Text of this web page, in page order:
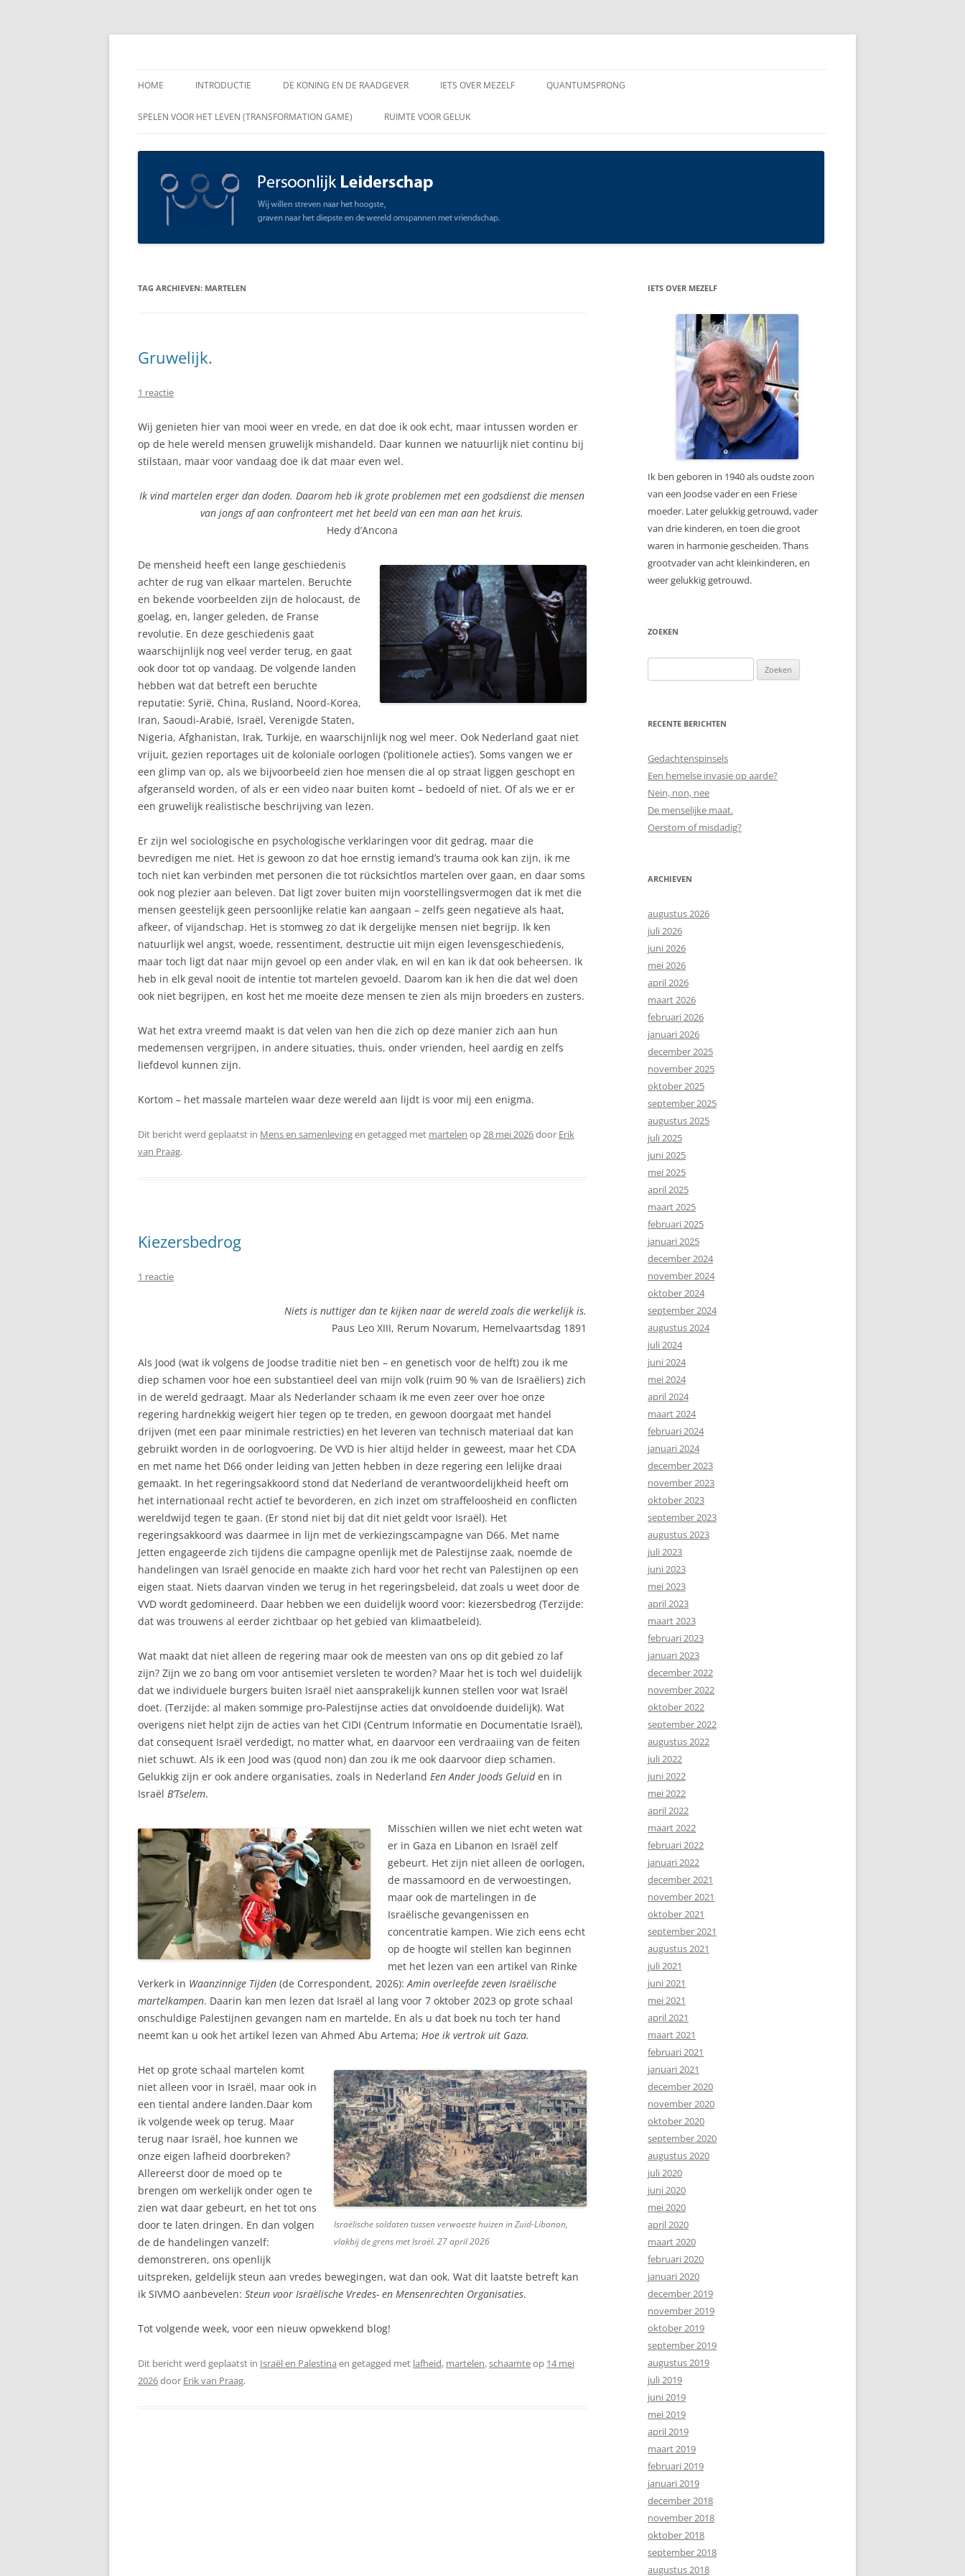
Spring
HOME INTRODUCTIE DE KONING EN DE RAADGEVER
ENKELE VRAGEN AAN DE
LEIDERSCHAP
OPEN COMMUNICATIE
IETS OVER MEZELF QUANTUMSPRONG
SPELEN VOOR HET LEVEN (TRANSFORMATION GAME) RUIMTE VOOR GELUK
TAG ARCHIEVEN: MARTELEN
Gruwelijk.
1 reactie
Wij genieten hier van mooi weer en vrede, en dat doe ik ook echt, maar intussen worden er
op de hele wereld mensen gruwelijk mishandeld. Daar kunnen we natuurlijk niet continu bij
stilstaan, maar voor vandaag doe ik dat maar even wel.
Ik vind martelen erger dan doden. Daarom heb ik grote problemen met een godsdienst die mensen
van jongs af aan confronteert met het beeld van een man aan het kruis.
Hedy d’Ancona
De mensheid heeft een lange geschiedenis
achter de rug van elkaar martelen. Beruchte
en bekende voorbeelden zijn de holocaust, de
goelag, en, langer geleden, de Franse
revolutie. En deze geschiedenis gaat
waarschijnlijk nog veel verder terug, en gaat
ook door tot op vandaag. De volgende landen
hebben wat dat betreft een beruchte
reputatie: Syrië, China, Rusland, Noord-Korea,
Iran, Saoudi-Arabië, Israël, Verenigde Staten,
Nigeria, Afghanistan, Irak, Turkije, en waarschijnlijk nog wel meer. Ook Nederland gaat niet
vrijuit, gezien reportages uit de koloniale oorlogen (‘politionele acties’). Soms vangen we er
een glimp van op, als we bijvoorbeeld zien hoe mensen die al op straat liggen geschopt en
afgeranseld worden, of als er een video naar buiten komt – bedoeld of niet. Of als we er er
een gruwelijk realistische beschrijving van lezen.
Er zijn wel sociologische en psychologische verklaringen voor dit gedrag, maar die
bevredigen me niet. Het is gewoon zo dat hoe ernstig iemand’s trauma ook kan zijn, ik me
toch niet kan verbinden met personen die tot rücksichtlos martelen over gaan, en daar soms
ook nog plezier aan beleven. Dat ligt zover buiten mijn voorstellingsvermogen dat ik met die
mensen geestelijk geen persoonlijke relatie kan aangaan – zelfs geen negatieve als haat,
afkeer, of vijandschap. Het is stomweg zo dat ik dergelijke mensen niet begrijp. Ik ken
natuurlijk wel angst, woede, ressentiment, destructie uit mijn eigen levensgeschiedenis,
maar toch ligt dat naar mijn gevoel op een ander vlak, en wil en kan ik dat ook beheersen. Ik
heb in elk geval nooit de intentie tot martelen gevoeld. Daarom kan ik hen die dat wel doen
ook niet begrijpen, en kost het me moeite deze mensen te zien als mijn broeders en zusters.
Wat het extra vreemd maakt is dat velen van hen die zich op deze manier zich aan hun
medemensen vergrijpen, in andere situaties, thuis, onder vrienden, heel aardig en zelfs
liefdevol kunnen zijn.
Kortom – het massale martelen waar deze wereld aan lijdt is voor mij een enigma.
Dit bericht werd geplaatst in Mens en samenlevingen getagged met martelen op28 mei 2026door Erik
van Praag.
Kiezersbedrog
1 reactie
Niets is nuttiger dan te kijken naar de wereld zoals die werkelijk is.
Paus Leo XIII, Rerum Novarum, Hemelvaartsdag 1891
Als Jood (wat ik volgens de Joodse traditie niet ben – en genetisch voor de helft) zou ik me
diep schamen voor hoe een substantieel deel van mijn volk (ruim 90 % van de Israëliers) zich
in de wereld gedraagt. Maar als Nederlander schaam ik me even zeer over hoe onze
regering hardnekkig weigert hier tegen op te treden, en gewoon doorgaat met handel
drijven (met een paar minimale restricties) en het leveren van technisch materiaal dat kan
gebruikt worden in de oorlogvoering. De VVD is hier altijd helder in geweest, maar het CDA
en met name het D66 onder leiding van Jetten hebben in deze regering een lelijke draai
gemaakt. In het regeringsakkoord stond dat Nederland de verantwoordelijkheid heeft om
het internationaal recht actief te bevorderen, en zich inzet om straffeloosheid en conflicten
wereldwijd tegen te gaan. (Er stond niet bij dat dit niet geldt voor Israël). Het
regeringsakkoord was daarmee in lijn met de verkiezingscampagne van D66. Met name
Jetten engageerde zich tijdens die campagne openlijk met de Palestijnse zaak, noemde de
handelingen van Israël genocide en maakte zich hard voor het recht van Palestijnen op een
eigen staat. Niets daarvan vinden we terug in het regeringsbeleid, dat zoals u weet door de
VVD wordt gedomineerd. Daar hebben we een duidelijk woord voor: kiezersbedrog (Terzijde:
dat was trouwens al eerder zichtbaar op het gebied van klimaatbeleid).
Wat maakt dat niet alleen de regering maar ook de meesten van ons op dit gebied zo laf
zijn? Zijn we zo bang om voor antisemiet versleten te worden? Maar het is toch wel duidelijk
dat we individuele burgers buiten Israël niet aansprakelijk kunnen stellen voor wat Israël
doet. (Terzijde: al maken sommige pro-Palestijnse acties dat onvoldoende duidelijk). Wat
overigens niet helpt zijn de acties van het CIDI (Centrum Informatie en Documentatie Israël),
dat consequent Israël verdedigt, no matter what, en daarvoor een verdraaiing van de feiten
niet schuwt. Als ik een Jood was (quod non) dan zou ik me ook daarvoor diep schamen.
Gelukkig zijn er ook andere organisaties, zoals in Nederland Een Ander Joods Geluiden in
Israël B’Tselem.
Misschien willen we niet echt weten wat
er in Gaza en Libanon en Israël zelf
gebeurt. Het zijn niet alleen de oorlogen,
de massamoord en de verwoestingen,
maar ook de martelingen in de
Israëlische gevangenissen en
concentratie kampen. Wie zich eens echt
op de hoogte wil stellen kan beginnen
met het lezen van een artikel van Rinke
Verkerk in Waanzinnige Tijden (de Correspondent, 2026):Amin overleefde zeven Israëlische
martelkampen. Daarin kan men lezen dat Israël al lang voor 7 oktober 2023 op grote schaal
onschuldige Palestijnen gevangen nam en martelde. En als u dat boek nu toch ter hand
neemt kan u ook het artikel lezen van Ahmed Abu Artema; Hoe ik vertrok uit Gaza.
Israëlische soldaten tussen verwoeste huizen in Zuid-Libanon,
vlakbij de grens met Israël. 27 april 2026
Het op grote schaal martelen komt
niet alleen voor in Israël, maar ook in
een tiental andere landen.Daar kom
ik volgende week op terug. Maar
terug naar Israël, hoe kunnen we
onze eigen lafheid doorbreken?
Allereerst door de moed op te
brengen om werkelijk onder ogen te
zien wat daar gebeurt, en het tot ons
door te laten dringen. En dan volgen
de de handelingen vanzelf:
demonstreren, ons openlijk
uitspreken, geldelijk steun aan vredes bewegingen, wat dan ook. Wat dit laatste betreft kan
ik SIVMO aanbevelen: Steun voor Israëlische Vredes- en Mensenrechten Organisaties.
Tot volgende week, voor een nieuw opwekkend blog!
Dit bericht werd geplaatst in Israël en Palestina en getagged met lafheid, martelen,schaamteop 14 mei
2026door Erik van Praag.
IETS OVER MEZELF
Ik ben geboren in 1940 als oudste zoon
van een Joodse vader en een Friese
moeder. Later gelukkig getrouwd, vader
van drie kinderen, en toen die groot
waren in harmonie gescheiden. Thans
grootvader van acht kleinkinderen, en
weer gelukkig getrouwd.
ZOEKEN
naar:
RECENTE BERICHTEN
Gedachtenspinsels
Een hemelse invasie op aarde?
Nein, non, nee
De menselijke maat.
Oerstom of misdadig?
ARCHIEVEN
augustus 2026
juli 2026
juni 2026
mei 2026
april 2026
maart 2026
februari 2026
januari 2026
december 2025
november 2025
oktober 2025
september 2025
augustus 2025
juli 2025
juni 2025
mei 2025
april 2025
maart 2025
februari 2025
januari 2025
december 2024
november 2024
oktober 2024
september 2024
augustus 2024
juli 2024
juni 2024
mei 2024
april 2024
maart 2024
februari 2024
januari 2024
december 2023
november 2023
oktober 2023
september 2023
augustus 2023
juli 2023
juni 2023
mei 2023
april 2023
maart 2023
februari 2023
januari 2023
december 2022
november 2022
oktober 2022
september 2022
augustus 2022
juli 2022
juni 2022
mei 2022
april 2022
maart 2022
februari 2022
januari 2022
december 2021
november 2021
oktober 2021
september 2021
augustus 2021
juli 2021
juni 2021
mei 2021
april 2021
maart 2021
februari 2021
januari 2021
december 2020
november 2020
oktober 2020
september 2020
augustus 2020
juli 2020
juni 2020
mei 2020
april 2020
maart 2020
februari 2020
januari 2020
december 2019
november 2019
oktober 2019
september 2019
augustus 2019
juli 2019
juni 2019
mei 2019
april 2019
maart 2019
februari 2019
januari 2019
december 2018
november 2018
oktober 2018
september 2018
augustus 2018